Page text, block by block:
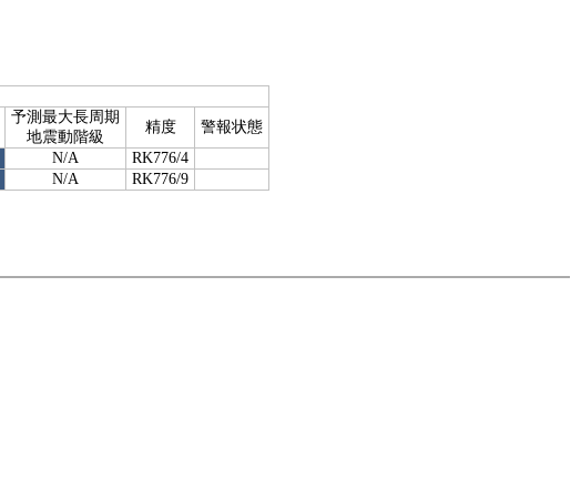
予測最大長周期
地震動階級
精度
警報状態
N/A
RK776/4
N/A RK776/9